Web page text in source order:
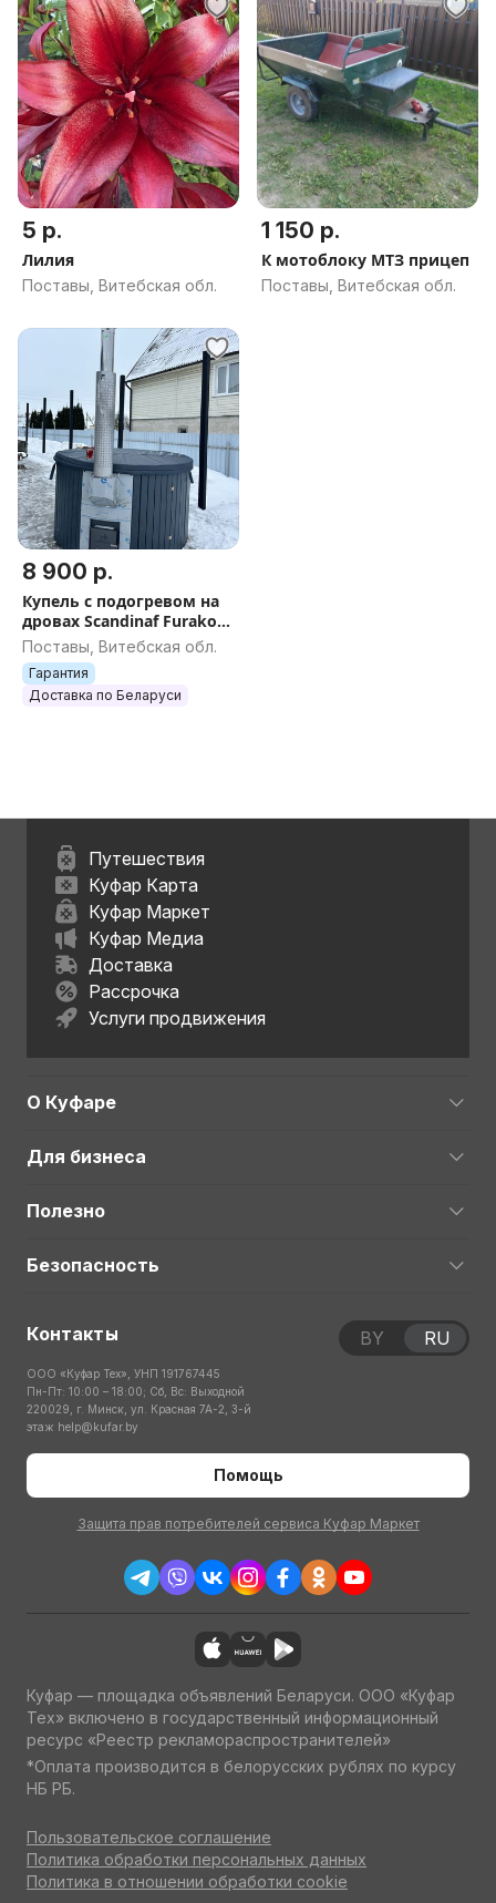
5 р.
Лилия
Поставы, Витебская обл.
1 150 р.
К мотоблоку МТЗ прицеп
Поставы, Витебская обл.
8 900 р.
Купель с подогревом на
дровах Scandinaf Furako
200G, 4-6 чел.,
Поставы, Витебская обл.
Гарантия
Доставка по Беларуси
Путешествия
Куфар Карта
Куфар Маркет
Куфар Медиа
Доставка
Рассрочка
Услуги продвижения
О Куфаре
Для бизнеса
Полезно
Безопасность
Контакты
ООО «Куфар Тех», УНП 191767445
Пн-Пт: 10:00 – 18:00; Сб, Вс: Выходной
220029, г. Минск, ул. Красная 7А-2, 3-й
этаж help@kufar.by
Помощь
Защита прав потребителей сервиса Куфар Маркет
BY RU
Куфар — площадка объявлений Беларуси. ООО «Куфар
Тех» включено в государственный информационный
ресурс «Реестр рекламораспространителей»
*Оплата производится в белорусских рублях по курсу
НБ РБ.
Пользовательское соглашение
Политика обработки персональных данных
Политика в отношении обработки cookie